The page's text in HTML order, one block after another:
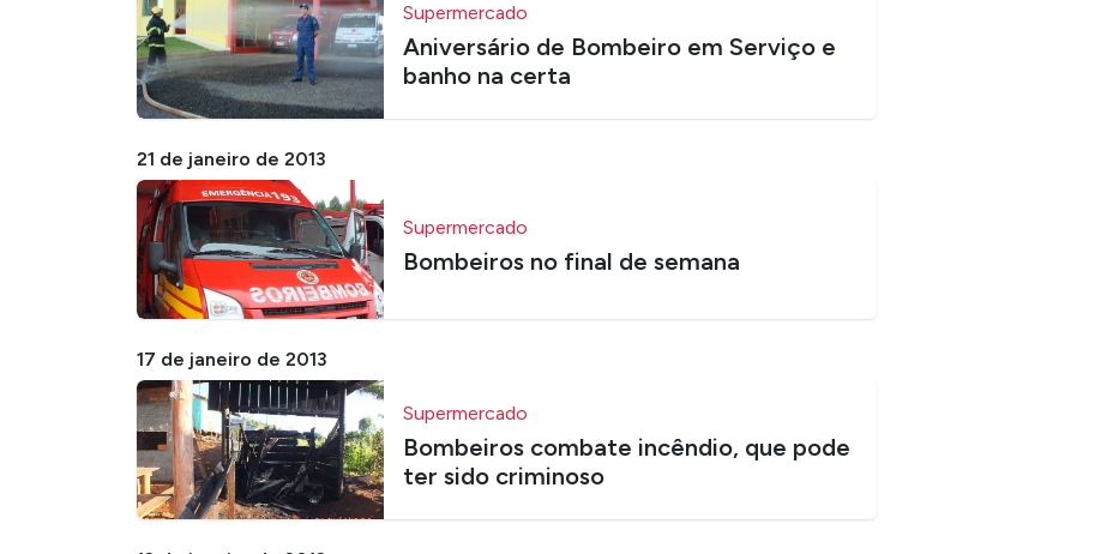
Supermercado
Aniversário de Bombeiro em Serviço e
banho na certa
21 de janeiro de 2013
Supermercado
Bombeiros no final de semana
17 de janeiro de 2013
Supermercado
Bombeiros combate incêndio, que pode
ter sido criminoso